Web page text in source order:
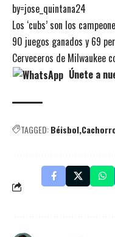
by=jose_quintana24
Los ‘cubs’ son los
90 juegos ganados y 69
Cerveceros de Milwaukee
Únete a
TAGGED:Béisbol